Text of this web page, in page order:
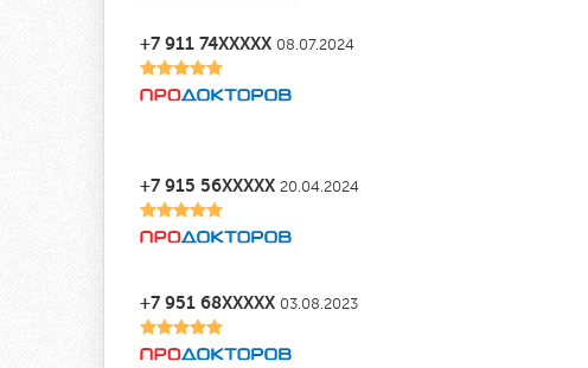
+7 911 74XXXXX 08.07.2024
+7 915 56XXXXX 20.04.2024
+7 951 68XXXXX 03.08.2023